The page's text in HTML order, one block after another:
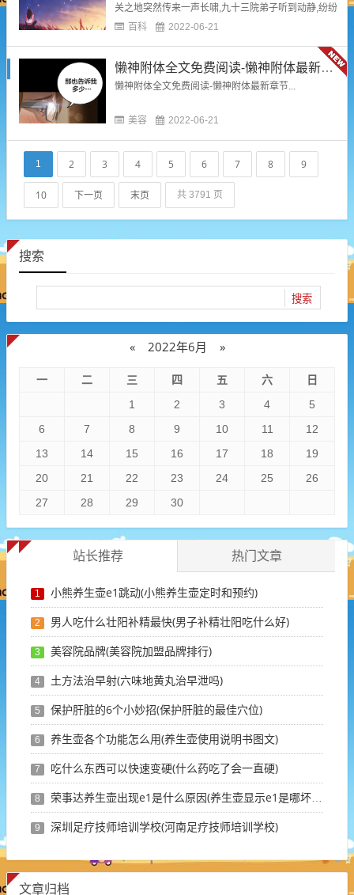
关之地突然传来一声长啸,九十三院弟子听到动静,纷纷
破空而至,落在屋子外面,脸上露出一丝惊疑不定之喝
百科 2022-06-21
懒神附体全文免费阅读-懒神附体最新章节
懒神附体全文免费阅读-懒神附体最新章节...
美容 2022-06-21
1 2 3 4 5 6 7 8 9
10 下一页 末页 共 3791 页
搜索
« 2022年6月 »
一 二 三 四 五 六
日
1
2 3 4
5
6
7 8 9 10 11
12
13
14 15 16 17 18
19
20
21 22 23 24 25
26
27
28 29 30
站长推荐 热门文章
1 小熊养生壶e1跳动(小熊养生壶定时和预约)
2 男人吃什么壮阳补精最快(男子补精壮阳吃什么好)
3 美容院品牌(美容院加盟品牌排行)
4 土方法治早射(六味地黄丸治早泄吗)
5 保护肝脏的6个小妙招(保护肝脏的最佳穴位)
6 养生壶各个功能怎么用(养生壶使用说明书图文)
7 吃什么东西可以快速变硬(什么药吃了会一直硬)
8 荣事达养生壶出现e1是什么原因(养生壶显示e1是哪坏了)
9 深圳足疗技师培训学校(河南足疗技师培训学校)
文章归档